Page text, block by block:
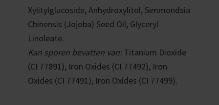
o
u
n
d
a
t
Xylitylglucoside, Anhydroxylitol, Simmondsia
Chinensis (Jojoba) Seed Oil, Glyceryl
Linoleate.
Kan sporen bevatten van:Titanium Dioxide
(CI 77891), Iron Oxides (CI 77492), Iron
Oxides (CI 77491), Iron Oxides (CI 77499).